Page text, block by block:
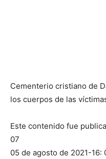
Cementerio cristiano de
los cuerpos de las
Este contenido fue
07
05 de agosto de 2021-16: